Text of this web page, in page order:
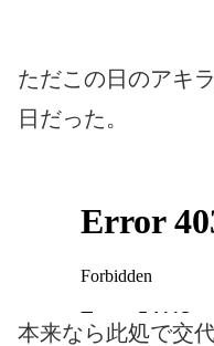
ただこの日のアキ
日だった。
本来なら此処で交